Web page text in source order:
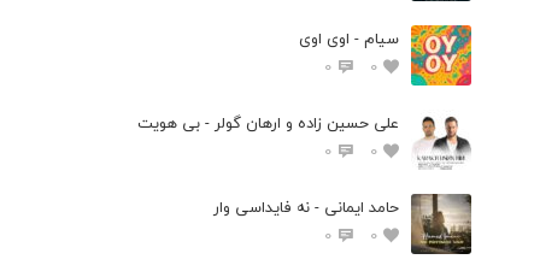
سیام - اوی اوی
0
0
علی حسین زاده و ارهان گولر - بی هویت
0
0
حامد ایمانی - نه فایداسی وار
0
0